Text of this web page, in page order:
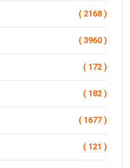
( 2168 )
( 3960 )
( 172 )
( 182 )
( 1677 )
( 121 )